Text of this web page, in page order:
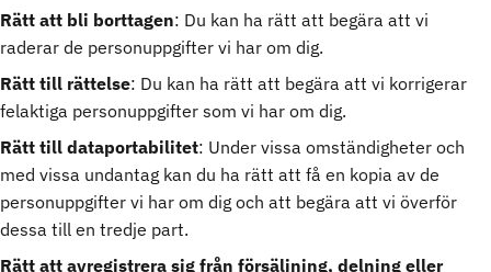
Rätt att bli borttagen: Du kan ha rätt att begära att vi
raderar de personuppgifter vi har om dig.
Rätt till rättelse: Du kan ha rätt att begära att vi korrigerar
felaktiga personuppgifter som vi har om dig.
Rätt till dataportabilitet: Under vissa omständigheter och
med vissa undantag kan du ha rätt att få en kopia av de
personuppgifter vi har om dig och att begära att vi överför
dessa till en tredje part.
Rätt att avregistrera sig från försäljning, delning eller